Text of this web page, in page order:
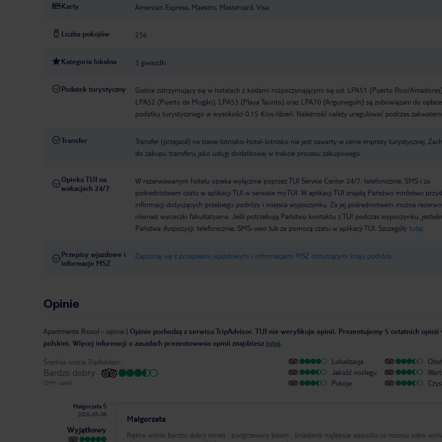
Karty American Express, Maestro, Mastercard, Visa
Liczba pokojów 236
Kategoria lokalna 3 gwiazdki
Podatek turystyczny
Goście zatrzymujący się w hotelach z kodami rozpoczynającymi się od: LPA51 (Puerto Rico/
LPA52 (Puerto de Mogán), LPA53 (Playa Taurito) oraz LPA70 (Arguineguín) są zobowiązani do
podatku turystycznego w wysokości 0,15 €/os./dzień. Należność należy uregulować podczas
Transfer
Transfer (przejazd) na trasie lotnisko-hotel-lotnisko nie jest zawarty w cenie imprezy turystycznej.
do zakupu transferu jako usługi dodatkowej w trakcie procesu zakupowego.
Opieka TUI na
wakacjach 24/7
W rezerwowanym hotelu opieka wyłącznie poprzez TUI Service Center 24/7: telefonicznie, SMS i za
pośrednictwem czatu w aplikacji TUI w serwisie myTUI. W aplikacji TUI znajdą Państwo mnóstwo
informacji dotyczących przebiegu podróży i miejsca wypoczynku. Za jej pośrednictwem można
również wycieczki fakultatywne. Jeśli potrzebują Państwo kontaktu z TUI podczas wypoczynku,
Państwa dyspozycji: telefonicznie, SMS-owo lub za pomocą czatu w aplikacji TUI. Szczegóły tutaj
Przepisy wjazdowe i
informacje MSZ
Zapoznaj się z przepisami wjazdowymi i informacjami MSZ dotyczącymi kraju podróży.
Opinie
Apartments Riosol - opinie | Opinie pochodzą z serwisu TripAdvisor. TUI nie weryfikuje opinii. Prezentujemy 5 ostatnich opinii
polskim. Więcej informacji o zasadach prezentowania opinii znajdziesz tutaj.
Średnia ocena TripAdvisor:
Bardzo dobry
(2991 opinii)
Lokalizacja
Jakość noclegu
Pokoje
Małgorzata Ś
2026-03-06
Wyjątkowy
Małgorzata
Piękne widoki bardzo dobry serwis , podgrzewany basen , śniadania najlepsze wszystko co możesz sobie